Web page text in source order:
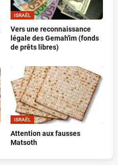
ISRAËL
Vers une reconnaissance
légale des Gemah'im (fonds
de prêts libres)
ISRAËL
Attention aux fausses
Matsoth